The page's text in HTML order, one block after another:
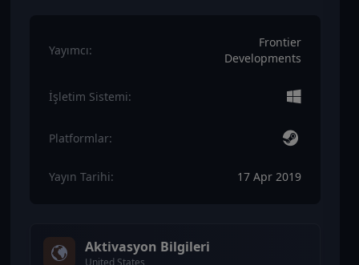
Yayımcı:
Frontier
Developments
İşletim Sistemi:
Platformlar:
Yayın Tarihi: 17 Apr 2019
Aktivasyon Bilgileri
United States